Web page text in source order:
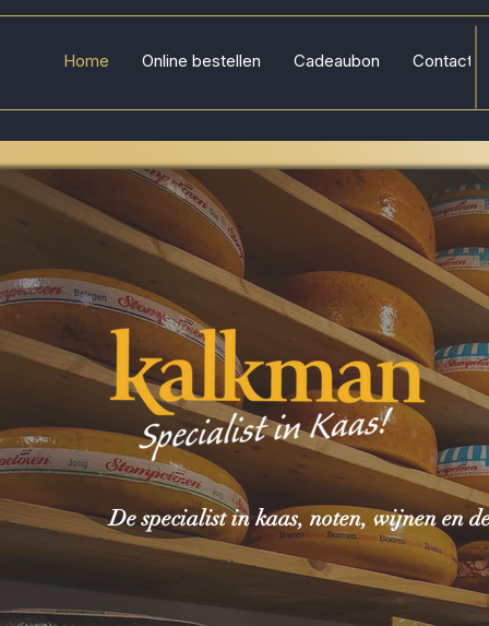
Home Online bestellen Cadeaubon Contact
De specialist in kaas, noten, wijnen en